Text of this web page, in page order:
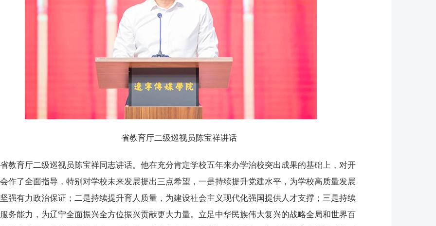
省教育厅二级巡视员陈宝祥讲话
省教育厅二级巡视员陈宝祥同志讲话。他在充分肯定学校五年来办学治校突出成果的基础上，对开
作了全面指导，特别对学校未来发展提出三点希望，一是持续提升党建水平，为学校高质量发展
强有力政治保证；二是持续提升育人质量，为建设社会主义现代化强国提供人才支撑；三是持续
务能力，为辽宁全面振兴全方位振兴贡献更大力量。立足中华民族伟大复兴的战略全局和世界百